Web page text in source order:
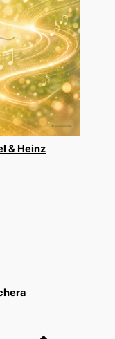
& Heinz